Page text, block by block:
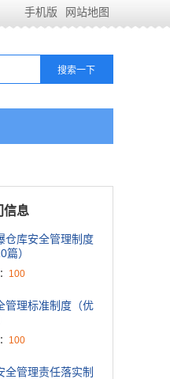
手机版 网站地图
信息
仓库安全管理制度
篇）
100
管理标准制度（优
100
全管理责任落实制